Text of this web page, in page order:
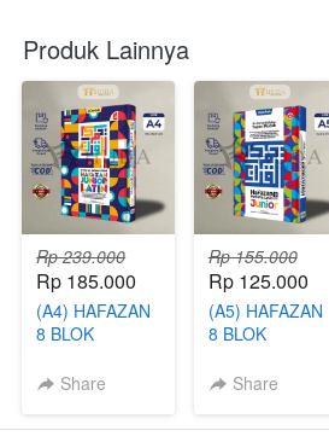
Produk Lainnya
Rp 239.000
Rp 185.000
(A4) HAFAZAN
8 BLOK
LATIN JUNIOR
Share
Rp 155.000
Rp 125.000
(A5) HAFAZAN
8 BLOK
LATIN JUNIOR
Share